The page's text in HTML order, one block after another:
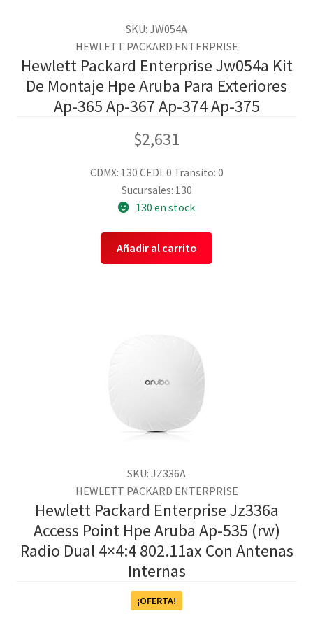
SKU: JW054A
HEWLETT PACKARD ENTERPRISE
Hewlett Packard Enterprise Jw054a Kit
De Montaje Hpe Aruba Para Exteriores
Ap-365 Ap-367 Ap-374 Ap-375
$2,631
CDMX: 130 CEDI: 0 Transito: 0
Sucursales: 130
130 en stock
Añadir al carrito
SKU: JZ336A
HEWLETT PACKARD ENTERPRISE
Hewlett Packard Enterprise Jz336a
Access Point Hpe Aruba Ap-535 (rw)
Radio Dual 4×4:4 802.11ax Con Antenas
Internas
¡OFERTA!